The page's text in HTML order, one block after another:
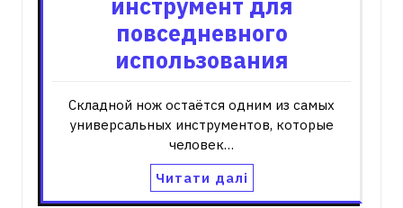
повседневного
использования
Складной нож остаётся одним из самых
универсальных инструментов, которые
человек…
Читати далі